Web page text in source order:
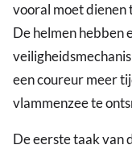
vooral moet dienen
De helmen hebben
een coureur meer
vlammenzee te
De eerste taak van